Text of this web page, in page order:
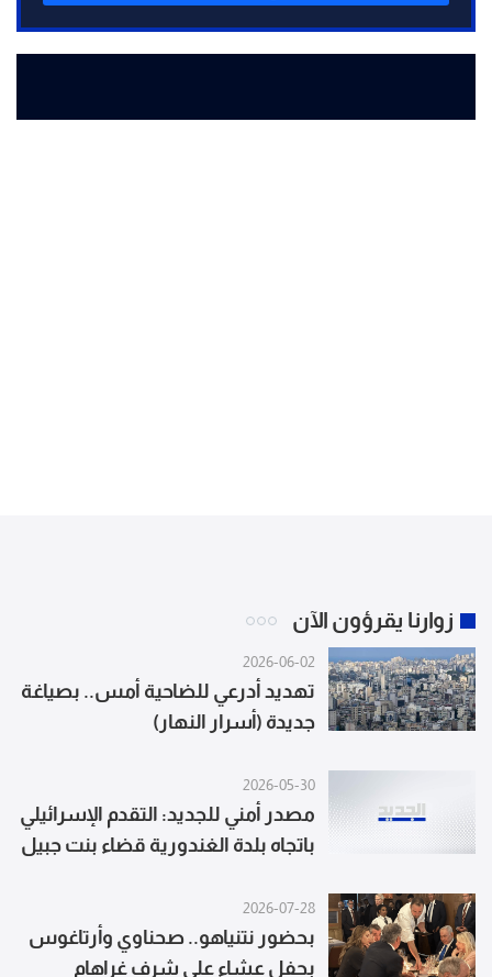
زوارنا يقرؤون الآن
2026-06-02
تهديد أدرعي للضاحية أمس.. بصياغة
جديدة (أسرار النهار)
2026-05-30
مصدر أمني للجديد: التقدم الإسرائيلي
باتجاه بلدة الغندورية قضاء بنت جبيل
رُصدت قوات إسرائيلية منذ الخميس
الماضي في وادي الحجير
2026-07-28
بحضور نتنياهو.. صحناوي وأرتاغوس
بحفل عشاء على شرف غراهام